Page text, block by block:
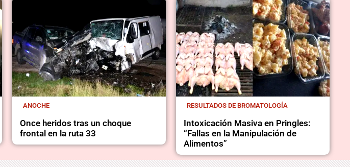
ANOCHE
Once heridos tras un choque
frontal en la ruta 33
RESULTADOS DE BROMATOLOGÍA
Intoxicación Masiva en Pringles:
“Fallas en la Manipulación de
Alimentos”